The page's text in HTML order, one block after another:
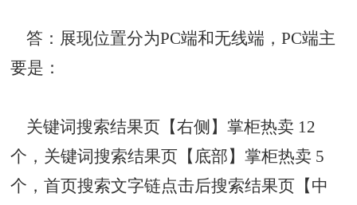
答：展现位置分为PC端和无线端，PC端主
要是：
关键词搜索结果页【右侧】掌柜热卖 12
个，关键词搜索结果页【底部】掌柜热卖 5
个，首页搜索文字链点击后搜索结果页【中